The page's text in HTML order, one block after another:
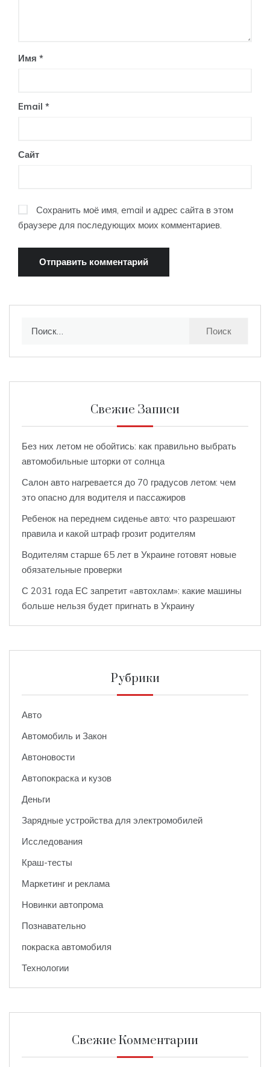
Имя *
Email *
Сайт
Сохранить моё имя, email и адрес сайта в этом
браузере для последующих моих комментариев.
Свежие Записи
Без них летом не обойтись: как правильно выбрать
автомобильные шторки от солнца
Салон авто нагревается до 70 градусов летом: чем
это опасно для водителя и пассажиров
Ребенок на переднем сиденье авто: что разрешают
правила и какой штраф грозит родителям
Водителям старше 65 лет в Украине готовят новые
обязательные проверки
С 2031 года ЕС запретит «автохлам»: какие машины
больше нельзя будет пригнать в Украину
Рубрики
Авто
Автомобиль и Закон
Автоновости
Автопокраска и кузов
Деньги
Зарядные устройства для электромобилей
Исследования
Краш-тесты
Маркетинг и реклама
Новинки автопрома
Познавательно
покраска автомобиля
Технологии
Свежие Комментарии